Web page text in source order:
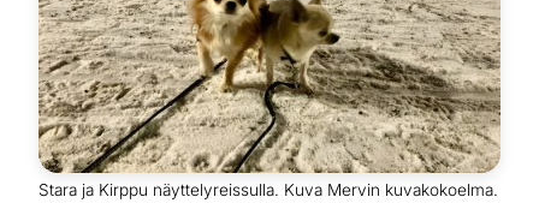
Stara ja Kirppu näyttelyreissulla. Kuva Mervin kuvakokoelma.